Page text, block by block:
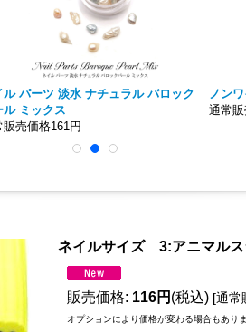
ル ボールチェーン 約30cm 切り売り
価格148円
ネイ
トーン
ネイルサイズ 3:アニマル
販売価格: 116円 (税込) [通常
オプションにより価格が変わる場合もありま